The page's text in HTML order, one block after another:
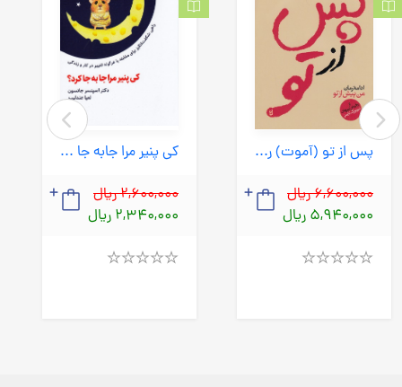
کی پنیر مرا جابه جا کرد؟ (ذهن آویز) رقعی شومیز
2,600,000 ریال
2,340,000 ریال
پس از تو (آموت) رقعی شومیز
6,600,000 ریال
5,940,000 ریال